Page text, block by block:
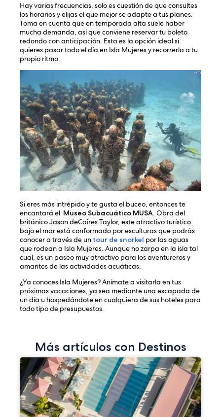
Hay varias frecuencias, solo es cuestión de que consultes
los horarios y elijas el que mejor se adapte a tus planes.
Toma en cuenta que en temporada alta suele haber
mucha demanda, así que conviene reservar tu boleto
redondo con anticipación. Esta es la opción ideal si
quieres pasar todo el día en Isla Mujeres y recorrerla a tu
propio ritmo.
Si eres más intrépido y te gusta el buceo, entonces te
encantará el Museo Subacuático MUSA. Obra del
británico Jason deCaires Taylor, este atractivo turístico
bajo el mar está conformado por esculturas que podrás
conocer a través de un tour de snorkel por las aguas
que rodean a Isla Mujeres. Aunque no zarpa en la isla tal
cual, es un paseo muy atractivo para los aventureros y
amantes de las actividades acuáticas.
¿Ya conoces Isla Mujeres? Anímate a visitarla en tus
próximas vacaciones, ya sea mediante una escapada de
un día u hospedándote en cualquiera de sus hoteles para
todo tipo de presupuestos.
Más artículos con Destinos